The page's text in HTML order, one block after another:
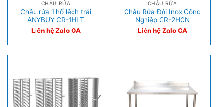
CHẬU RỬA
Chậu rửa 1 hố lệch trái
ANYBUY CR-1HLT
Liên hệ Zalo OA
CHẬU RỬA
Chậu Rửa Đôi Inox Công
Nghiệp CR-2HCN
Liên hệ Zalo OA